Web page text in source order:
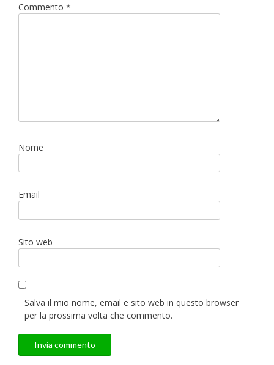
Commento *
Nome
Email
Sito web
Salva il mio nome, email e sito web in questo browser
per la prossima volta che commento.